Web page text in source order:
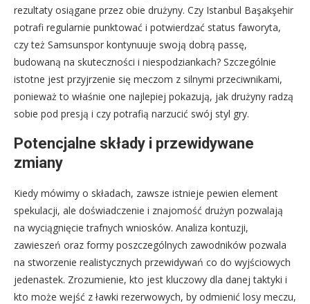
rezultaty osiągane przez obie drużyny. Czy Istanbul Başakşehir
potrafi regularnie punktować i potwierdzać status faworyta,
czy też Samsunspor kontynuuje swoją dobrą passę,
budowaną na skuteczności i niespodziankach? Szczególnie
istotne jest przyjrzenie się meczom z silnymi przeciwnikami,
ponieważ to właśnie one najlepiej pokazują, jak drużyny radzą
sobie pod presją i czy potrafią narzucić swój styl gry.
Potencjalne składy i przewidywane
zmiany
Kiedy mówimy o składach, zawsze istnieje pewien element
spekulacji, ale doświadczenie i znajomość drużyn pozwalają
na wyciągnięcie trafnych wniosków. Analiza kontuzji,
zawieszeń oraz formy poszczególnych zawodników pozwala
na stworzenie realistycznych przewidywań co do wyjściowych
jedenastek. Zrozumienie, kto jest kluczowy dla danej taktyki i
kto może wejść z ławki rezerwowych, by odmienić losy meczu,